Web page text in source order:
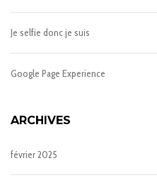
Je selfie donc je suis
Google Page Experience
ARCHIVES
février 2025